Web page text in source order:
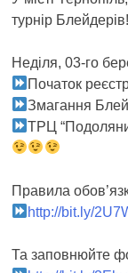
турнір Блейдерів!
Неділя, 03-го
Початок
Змагання
ТРЦ
Правила
http://bit.ly/
Та заповнюйте